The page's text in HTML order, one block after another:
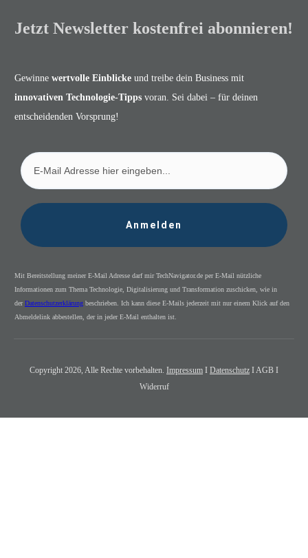
Jetzt Newsletter kostenfrei abonnieren!
Gewinne wertvolle Einblicke und treibe dein Business mit
innovativen Technologie-Tipps voran. Sei dabei – für deinen
entscheidenden Vorsprung!
Anmelden
Mit Bereitstellung meiner E-Mail Adresse darf mir TechNavigator.de per E-Mail nützliche
Informationen zum Thema Technologie, Digitalisierung und Transformation zuschicken, wie in
derDatenschutzerklärung beschrieben. Ich kann diese E-Mails jederzeit mit nur einem Klick auf den
Abmeldelink abbestellen, der in jeder E-Mail enthalten ist.
Copyright 2026 , Alle Rechte vorbehalten. Impressum I Datenschutz I AGB I
Widerruf